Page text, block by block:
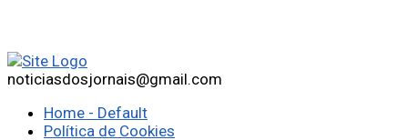
noticiasdosjornais@gmail.com
Home - Default
Política de Cookies